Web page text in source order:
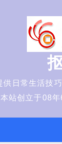
供日常生活技
站创立于08